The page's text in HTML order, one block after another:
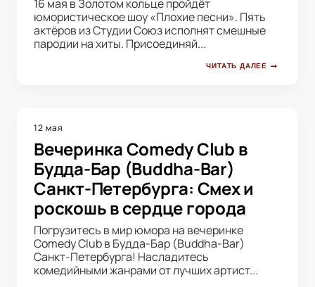
16 мая в Золотом кольце пройдёт
юмористическое шоу «Плохие песни». Пять
актёров из Студии Союз исполнят смешные
пародии на хиты. Присоединяй...
ЧИТАТЬ ДАЛЕЕ
12 мая
Вечеринка Comedy Club в
Будда-Бар (Buddha-Bar)
Санкт-Петербурга: Смех и
роскошь в сердце города
Погрузитесь в мир юмора на вечеринке
Comedy Club в Будда-Бар (Buddha-Bar)
Санкт-Петербурга! Насладитесь
комедийными жанрами от лучших артист...